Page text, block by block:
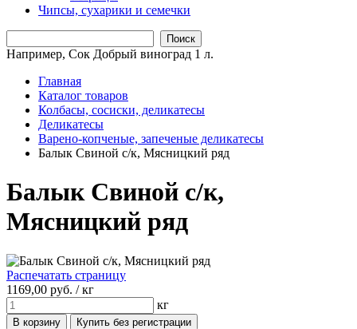
Чипсы, сухарики и семечки
Поиск
Например, Сок Добрый виноград 1 л.
Главная
Каталог товаров
Колбасы, сосиски, деликатесы
Деликатесы
Варено-копченые, запеченые деликатесы
Балык Свиной с/к, Мясницкий ряд
Балык Свиной с/к,
Мясницкий ряд
Распечатать страницу
1169,00 руб. /кг
кг